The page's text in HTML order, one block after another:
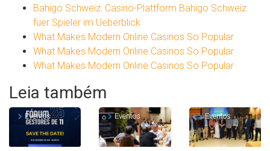
Bahigo Schweiz: Casino-Plattform Bahigo Schweiz
fuer Spieler im Ueberblick
What Makes Modern Online Casinos So Popular
What Makes Modern Online Casinos So Popular
What Makes Modern Online Casinos So Popular
Leia também
Eventos Eventos Eventos